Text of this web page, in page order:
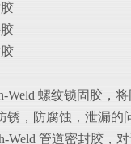
Weld 螺纹锁固胶，
锈，防腐蚀，泄漏的
Weld 管道密封胶，